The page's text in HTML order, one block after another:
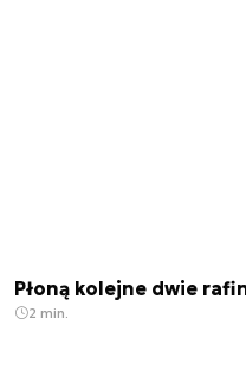
Płoną kolejne dwie
2 min.